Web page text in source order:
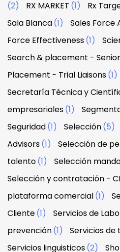
(2)
RX MARKET (1) Rx
Sala Blanca(1) Sales Force
Force Effectiveness(1)
Search & placement -
Placement - Trial Liaisons(1)
Secretaría Técnica y
empresariales(1)
Seguridad(1) Selección(5)
Advisors(1) Selección de
talento(1) Selección
Selección y contratación -
plataforma comercial(1)
Cliente(1) Servicios de
prevención(1) Servicios
Servicios linguisticos(2)